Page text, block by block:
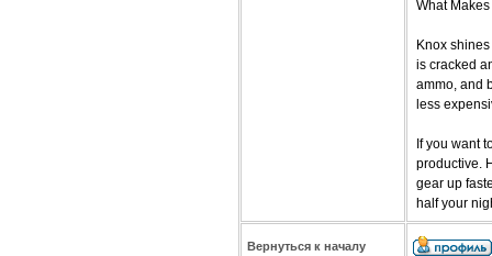
What
Knox
is cracked
ammo, and
less
If you want
productive.
gear up
half your
Вернуться к началу